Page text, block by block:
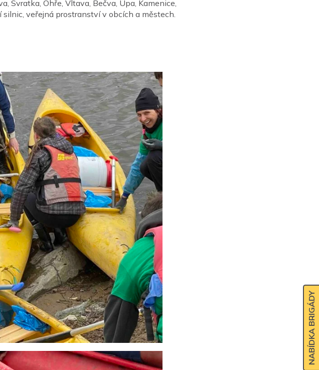
Svratka, Ohře, Vltava, Bečva, Úpa, Kamenice,
silnic, veřejná prostranství v obcích a městech.
NABÍDKA BRIGÁDY